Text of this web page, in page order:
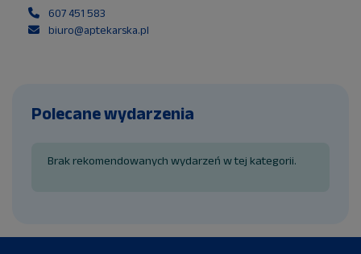
607 451 583
biuro@aptekarska.pl
Polecane wydarzenia
Brak rekomendowanych wydarzeń w tej kategorii.